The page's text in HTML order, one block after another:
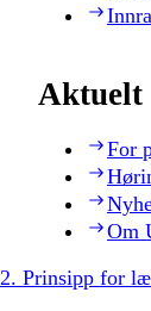
Aktuelt
For
Om
2. Prinsipp for